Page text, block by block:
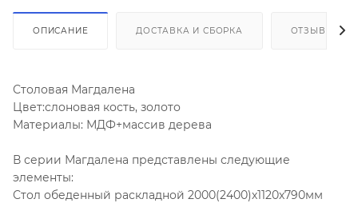
ОПИСАНИЕ ДОСТАВКА И СБОРКА ОТЗЫВЫ
Столовая Магдалена
Цвет:слоновая кость, золото
Материалы: МДФ+массив дерева
В серии Магдалена представлены следующие
элементы:
Стол обеденный раскладной 2000(2400)х1120х790мм